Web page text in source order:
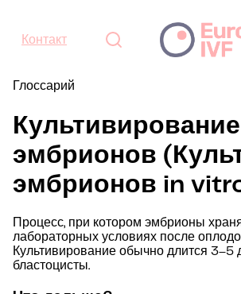
Контакт
Глоссарий
Культивирование
эмбрионов
эмбрионов in
Процесс, при котором эмбрионы
лабораторных условиях после
Культивирование обычно длится 3–5
бластоцисты.